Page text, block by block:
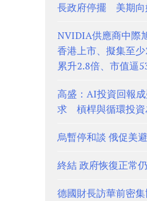
長政府停擺 美期向
NVIDIA供應商中際
香港上市、擬集至
累升2.8倍、市值逼
高盛：AI投資回報
求 槓桿與循環投資
烏暫停和談 俄促美
終結 政府恢復正常
德國財長訪華前密